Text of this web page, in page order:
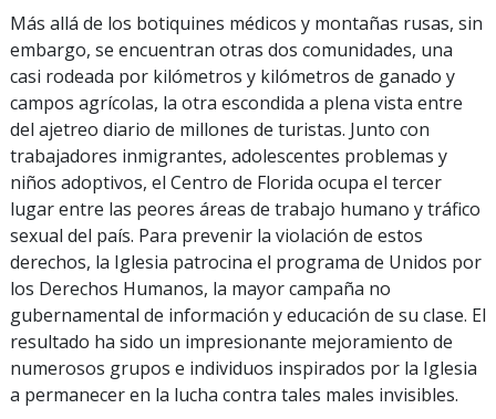
Más allá de los botiquines médicos y montañas rusas, sin
embargo, se encuentran otras dos comunidades, una
casi rodeada por kilómetros y kilómetros de ganado y
campos agrícolas, la otra escondida a plena vista entre
del ajetreo diario de millones de turistas. Junto con
trabajadores inmigrantes, adolescentes problemas y
niños adoptivos, el Centro de Florida ocupa el tercer
lugar entre las peores áreas de trabajo humano y tráfico
sexual del país. Para prevenir la violación de estos
derechos, la Iglesia patrocina el programa de Unidos por
los Derechos Humanos, la mayor campaña no
gubernamental de información y educación de su clase. El
resultado ha sido un impresionante mejoramiento de
numerosos grupos e individuos inspirados por la Iglesia
a permanecer en la lucha contra tales males invisibles.